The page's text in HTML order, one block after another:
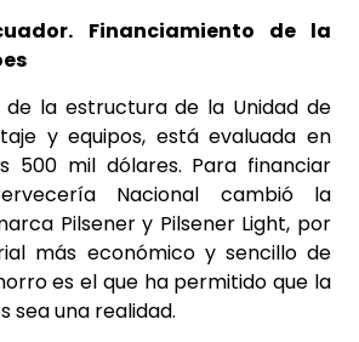
Financiamiento de la
de la estructura de la Unidad de
y equipos, está evaluada en
500 mil dólares. Para financiar
Nacional cambió la
Pilsener y Pilsener Light, por
más económico y sencillo de
es el que ha permitido que la
sea una realidad.